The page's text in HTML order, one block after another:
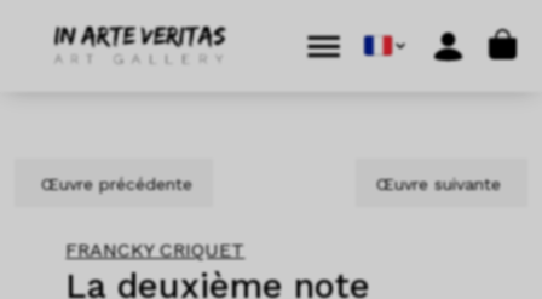
Cart
Œuvre précédente Œuvre suivante
FRANCKY CRIQUET
La deuxième note